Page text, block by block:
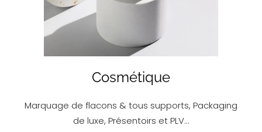
Cosmétique
Marquage de flacons & tous supports, Packaging
de luxe, Présentoirs et PLV…